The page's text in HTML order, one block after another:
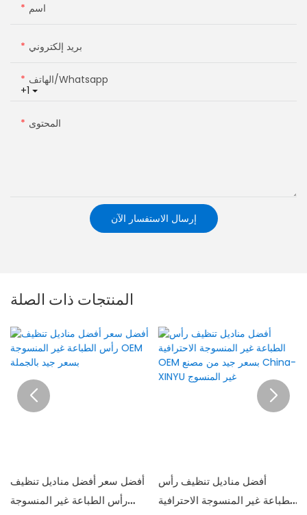
اسم
بريد إلكتروني
+1
الهاتف/whatsapp
المحتوى
إرسال الاستفسار الآن
المنتجات ذات الصلة
أفضل سعر أفضل مناديل تنظيف
رأس الطباعة غير المنسوجة
أفضل مناديل تنظيف رأس
الطباعة غير المنسوجة الاحترافية